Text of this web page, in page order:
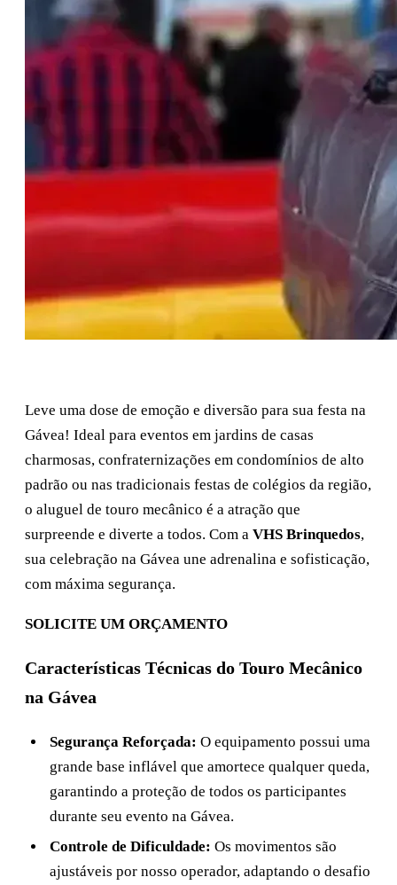
Leve uma dose de emoção e diversão para sua festa na
Gávea! Ideal para eventos em jardins de casas
charmosas, confraternizações em condomínios de alto
padrão ou nas tradicionais festas de colégios da região,
o aluguel de touro mecânico é a atração que
surpreende e diverte a todos. Com a VHS Brinquedos,
sua celebração na Gávea une adrenalina e sofisticação,
com máxima segurança.
SOLICITE UM ORÇAMENTO
Características Técnicas do Touro Mecânico
na Gávea
Segurança Reforçada: O equipamento possui uma
grande base inflável que amortece qualquer queda,
garantindo a proteção de todos os participantes
durante seu evento na Gávea.
Controle de Dificuldade: Os movimentos são
ajustáveis por nosso operador, adaptando o desafio